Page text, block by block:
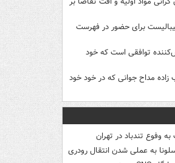
۲۸ والیبالیست برای حضور در فهرست
توافقی است که خود
مداح جوانی که در خود خود
وفوع تندباد در تهران
به عملی شدن انتقال رودری